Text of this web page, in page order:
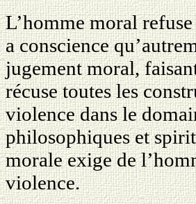
L’homme moral
a conscience
jugement moral,
récuse toutes les
violence dans le
philosophiques et
morale exige de
violence.